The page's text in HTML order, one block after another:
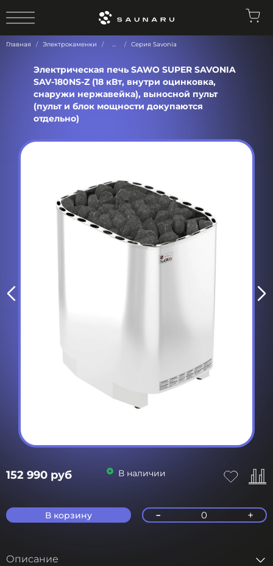
Главная Электрокаменки ... Серия Savonia
Электрическая печь SAWO SUPER SAVONIA
SAV-180NS-Z (18 кВт, внутри оцинковка,
снаружи нержавейка), выносной пульт
(пульт и блок мощности докупаются
отдельно)
152 990 руб В наличии
В корзину - 0 +
Описание